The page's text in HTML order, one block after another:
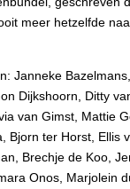
meer hetzelfde
Janneke
Dijkshoorn, Ditty
van Gimst, Mattie
Bjorn ter Horst, Ellis
Brechje de Koo,
Onos, Marjolein